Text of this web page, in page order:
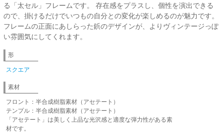
る「太セル」フレームです。 存在感をプラスし、個性を演出できる
ので、掛けるだけでいつもの自分との変化が楽しめるのが魅力です。
フレームの正面にあしらった鋲のデザインが、よりヴィンテージっぽ
い雰囲気にしてくれます。
形
スクエア
素材
フロント：半合成樹脂素材（アセテート）
テンプル：半合成樹脂素材（アセテート）
「アセテート」は美しく上品な光沢感と適度な弾力性がある素
材です。